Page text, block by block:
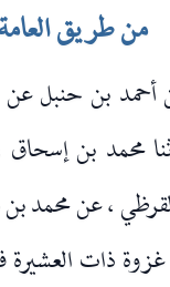
من طريق
أحمد بن حنبل
محمد بن
، عن محمد
ذات العشيرة